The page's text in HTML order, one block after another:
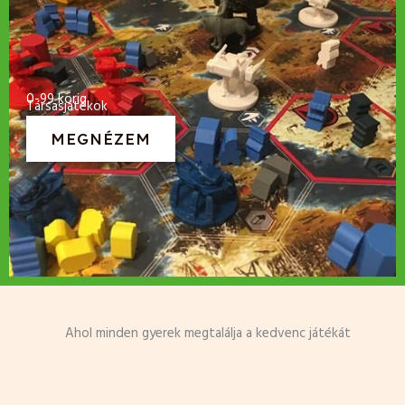
0-99 korig
Társasjátékok
MEGNÉZEM
Ahol minden gyerek megtalálja a kedvenc játékát